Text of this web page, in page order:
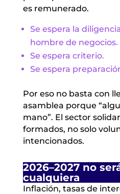
es remunerado.
Se espera la
hombre de negocios.
Se espera criterio.
Se espera
Por eso no basta con
asamblea porque
mano”. El sector
formados, no solo
intencionados.
2026–2027 no
cualquiera
Inflación, tasas de